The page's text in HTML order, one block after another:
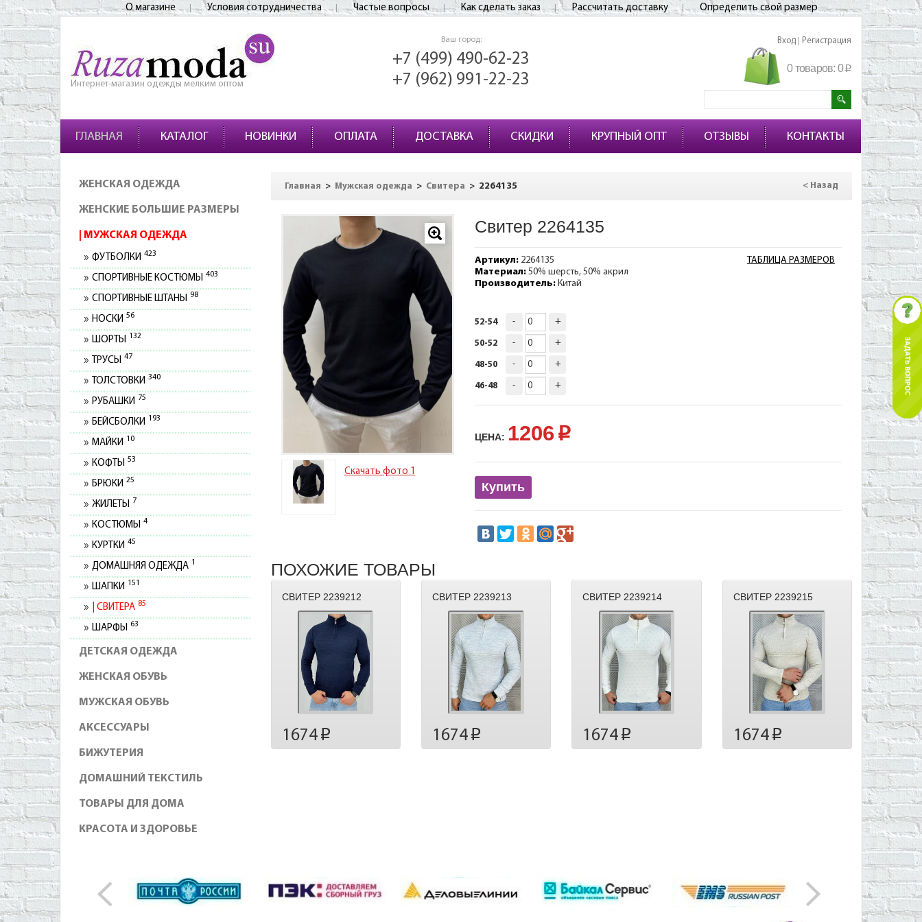
О магазине Условия сотрудничества Частые вопросы Как сделать заказ Рассчитать доставку Определить свой размер
Интернет-магазин одежды мелким оптом
Ваш город:
+7 (499) 490-62-23
+7 (962) 991-22-23
Вход Регистрация
0 товаров: 0p
ГЛАВНАЯ КАТАЛОГ НОВИНКИ ОПЛАТА ДОСТАВКА СКИДКИ КРУПНЫЙ ОПТ ОТЗЫВЫ КОНТАКТЫ
ЖЕНСКАЯ ОДЕЖДА
ЖЕНСКИЕ БОЛЬШИЕ РАЗМЕРЫ
МУЖСКАЯ ОДЕЖДА
ФУТБОЛКИ 423
СПОРТИВНЫЕ КОСТЮМЫ 403
СПОРТИВНЫЕ ШТАНЫ 98
НОСКИ 56
ШОРТЫ 132
ТРУСЫ 47
ТОЛСТОВКИ 340
РУБАШКИ 75
БЕЙСБОЛКИ 193
МАЙКИ 10
КОФТЫ 53
БРЮКИ 25
ЖИЛЕТЫ 7
КОСТЮМЫ 4
КУРТКИ 45
ДОМАШНЯЯ ОДЕЖДА 1
ШАПКИ 151
СВИТЕРА 85
ШАРФЫ 63
ДЕТСКАЯ ОДЕЖДА
ЖЕНСКАЯ ОБУВЬ
МУЖСКАЯ ОБУВЬ
АКСЕССУАРЫ
БИЖУТЕРИЯ
ДОМАШНИЙ ТЕКСТИЛЬ
ТОВАРЫ ДЛЯ ДОМА
КРАСОТА И ЗДОРОВЬЕ
Главная > Мужская одежда > Свитера > 2264135 < Назад
Скачать фото 1
Свитер 2264135
ТАБЛИЦА РАЗМЕРОВ
Артикул:2264135
Материал:50% шерсть, 50% акрил
Производитель:Китай
52-54 - +
50-52 - +
48-50 - +
46-48 - +
ЦЕНА: 1206 p
Купить
ПОХОЖИЕ ТОВАРЫ
СВИТЕР 2239212
1674p
СВИТЕР 2239213
1674p
СВИТЕР 2239214
1674 p
СВИТЕР 2239215
1674p